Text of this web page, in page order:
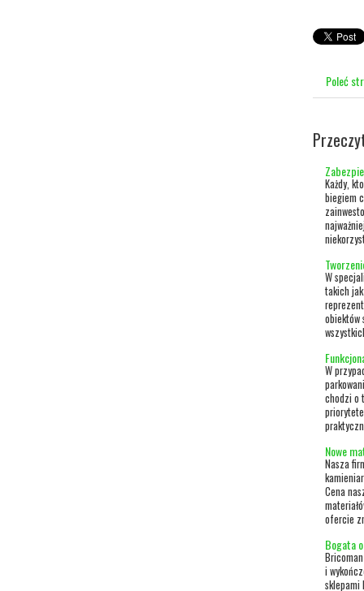
Poleć
Każdy,
biegiem
W
takich
obiektów
W
chodzi o
Nowe
Nasza
Cena
ofercie
Bogata
i
sklepami